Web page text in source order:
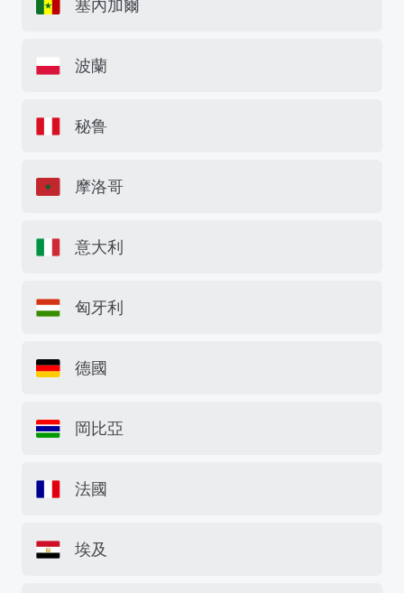
塞內加爾
波蘭
秘鲁
摩洛哥
意大利
匈牙利
德國
岡比亞
法國
埃及